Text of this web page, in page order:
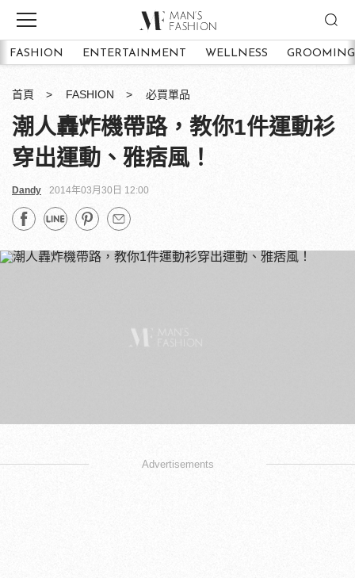
FASHION ENTERTAINMENT WELLNESS GROOMING
首頁 FASHION 必買單品
潮人轟炸機帶路，教你1件運動衫
穿出運動、雅痞風！
Dandy 2014年03月30日 12:00
Advertisements